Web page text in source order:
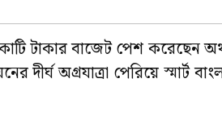
টাকার বাজেট পেশ করেছেন
অগ্রযাত্রা পেরিয়ে স্মার্ট